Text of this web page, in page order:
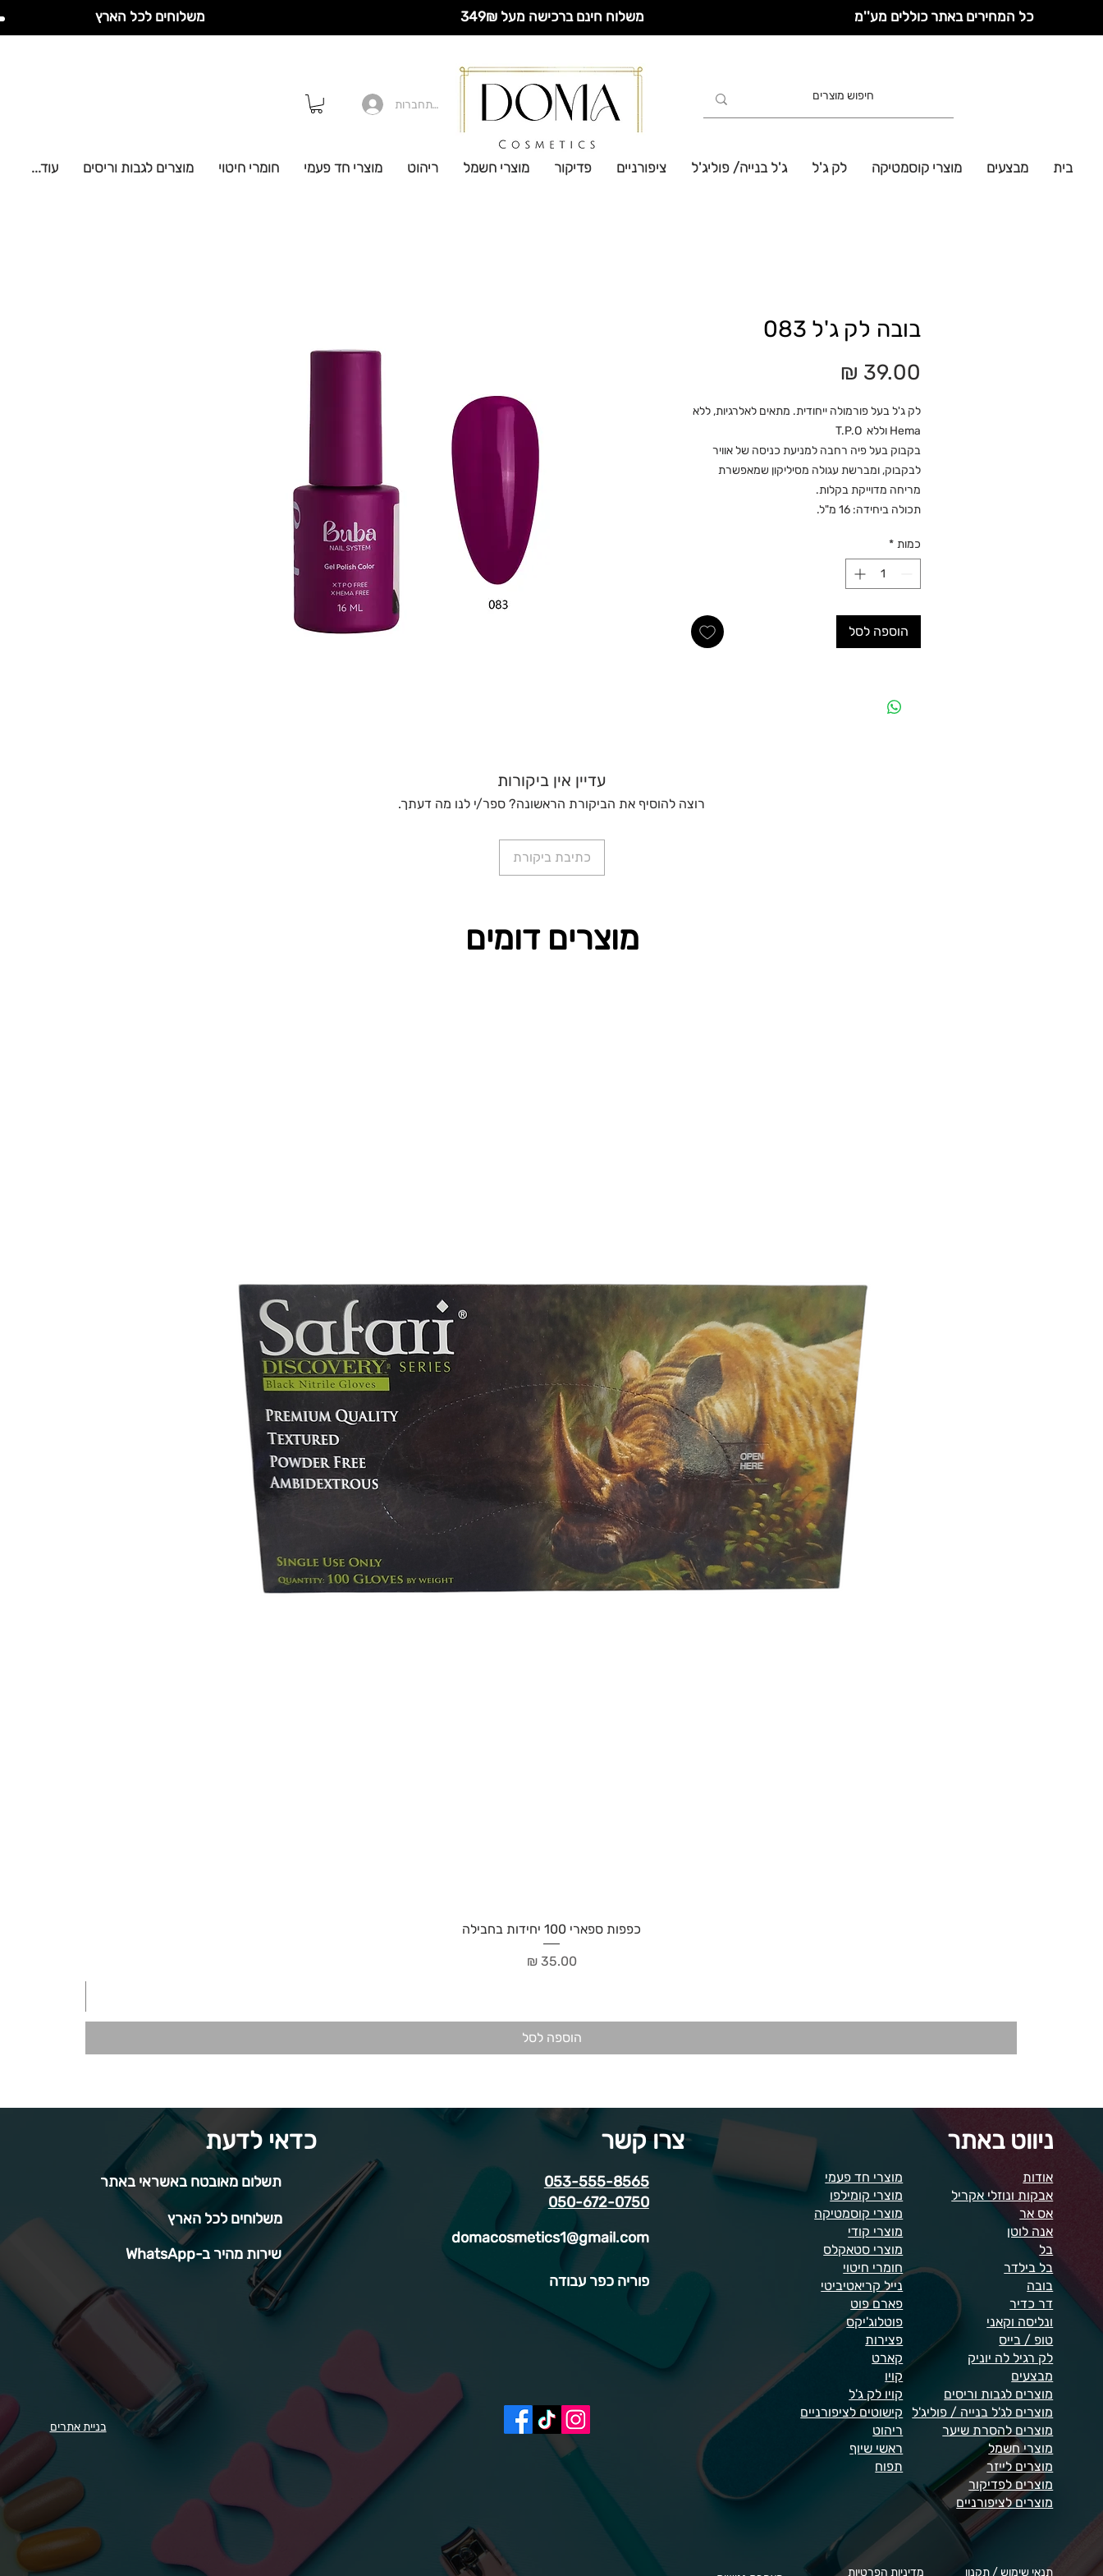
משלוחים לכל הארץ משלוח חינם ברכישה מעל 349₪ כל המחירים באתר כוללים מע''מ
להתחברות
בית מבצעים מוצרי קוסמטיקה לק ג'ל ג'ל בנייה/ פוליג'ל ציפורניים פדיקור מוצרי חשמל ריהוט מוצרי חד פעמי חומרי חיטוי מוצרים לגבות וריסים עוד...
בובה לק ג'ל 083
לק ג'ל בעל פורמולה ייחודית. מתאים לאלרגיות, ללא
Hema וללא T.P.O
בקבוק בעל פיה רחבה למניעת כניסה של אוויר
לבקבוק, ומברשת עגולה מסיליקון שמאפשרת
מריחה מדוייקת בקלות.
תכולה ביחידה: 16 מ"ל.
כמות *
הוספה לסל
עדיין אין ביקורות
רוצה להוסיף את הביקורת הראשונה? ספר/י לנו מה דעתך.
כתיבת ביקורת
מוצרים דומים
כפפות ספארי 100 יחידות בחבילה
מחיר‏35.00 ‏₪
הוספה לסל
כדאי לדעת
תשלום מאובטח באשראי באתר
משלוחים לכל הארץ
שירות מהיר ב-WhatsApp
בניית אתרים
צרו קשר
053-555-8565
050-672-0750
domacosmetics1@gmail.com
פוריה כפר עבודה
ניווט באתר
מוצרי חד פעמי
מוצרי קומילפו
מוצרי קוסמטיקה
מוצרי קודי
מוצרי סטאקלס
חומרי חיטוי
נייל קריאטיביטי
פארם פוט
פוטלוג'יקס
פצירות
קארט
קויו
קויו לק ג'ל
קישוטים לציפורניים
ריהוט
ראשי שיוף
תפוח
אודות
אבקות ונוזלי אקריל
אס אר
אנה לוטן
בל
בל בילדר
בובה
דר כדיר
ונליסה וקאני
טופ / בייס
לק רגיל לה יוניק
מבצעים
מוצרים לגבות וריסים
מוצרים לג'ל בנייה / פוליג'ל
מוצרים להסרת שיער
מוצרי חשמל
מוצרים לייזר
מוצרים לפדיקור
מוצרים לציפורניים
מדיניות הפרטיות תנאי שימוש / תקנון